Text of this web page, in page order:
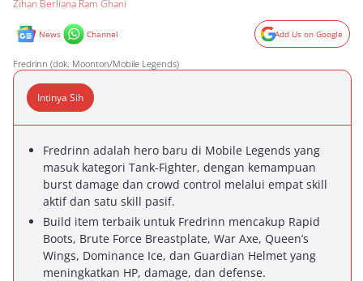
Zihan Berliana Ram Ghani
News Channel Add Us on Google
Fredrinn (dok. Moonton/Mobile Legends)
Intinya Sih
Fredrinn adalah hero baru di Mobile Legends yang
masuk kategori Tank-Fighter, dengan kemampuan
burst damage dan crowd control melalui empat skill
aktif dan satu skill pasif.
Build item terbaik untuk Fredrinn mencakup Rapid
Boots, Brute Force Breastplate, War Axe, Queen’s
Wings, Dominance Ice, dan Guardian Helmet yang
meningkatkan HP, damage, dan defense.